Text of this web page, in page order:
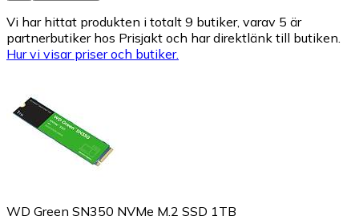
Vi har hittat produkten i totalt 9 butiker, varav 5 är
partnerbutiker hos Prisjakt och har direktlänk till butiken.
Hur vi visar priser och butiker.
WD Green SN350 NVMe M.2 SSD 1TB